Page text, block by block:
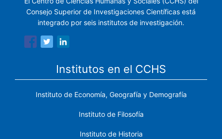
Consejo Superior de Investigaciones Científicas está
integrado por seis institutos de investigación.
Institutos en el CCHS
Instituto de Economía, Geografía y Demografía
Instituto de Filosofía
Instituto de Historia